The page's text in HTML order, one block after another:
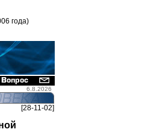
года)
6.8.2026
[28-11-02]